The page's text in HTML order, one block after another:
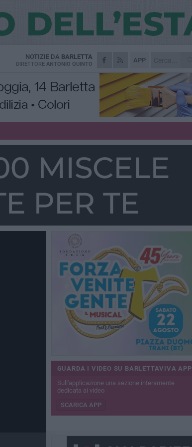
APP
NOTIZIE DA BARLETTA
DIRETTORE ANTONIO QUINTO
GUARDA I VIDEO SU BARLETTAVIVA APP
Sull'applicazione una sezione interamente
dedicata ai video
SCARICA APP